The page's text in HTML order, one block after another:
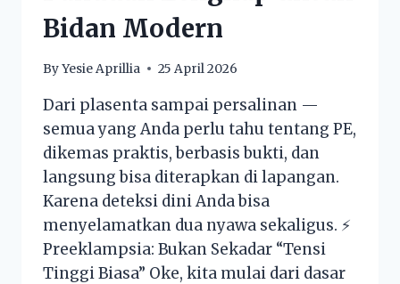
Bidan Modern
ByYesie Aprillia 25 April 2026
Dari plasenta sampai persalinan —
semua yang Anda perlu tahu tentang PE,
dikemas praktis, berbasis bukti, dan
langsung bisa diterapkan di lapangan.
Karena deteksi dini Anda bisa
menyelamatkan dua nyawa sekaligus. ⚡
Preeklampsia: Bukan Sekadar “Tensi
Tinggi Biasa” Oke, kita mulai dari dasar